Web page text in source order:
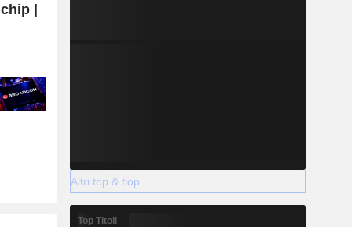
|
Altri top & flop
Top Titoli